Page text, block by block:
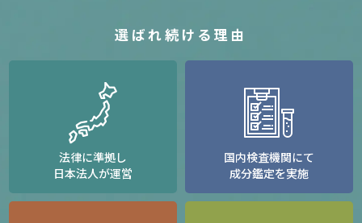
選ばれ続ける理由
法律に準拠し
日本法人が運営
国内検査機関にて
成分鑑定を実施